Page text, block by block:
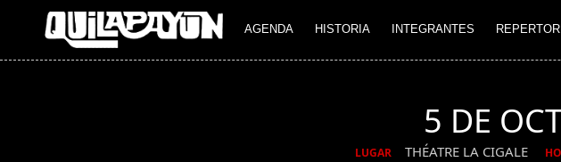
AGENDA HISTORIA INTEGRANTES
5 DE
LUGAR THÉATRE LA CIGALE